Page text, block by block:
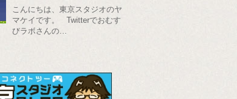
こんにちは、東京スタジオのヤ
マケイです。 Twitterでおむす
びラボさんの…